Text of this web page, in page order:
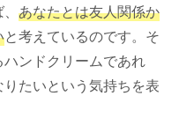
あなたとは友人関係か
と考えているのです。そ
ンドクリームであれ
たいという気持ちを表